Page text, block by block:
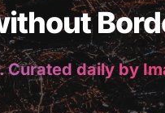
Curated daily by